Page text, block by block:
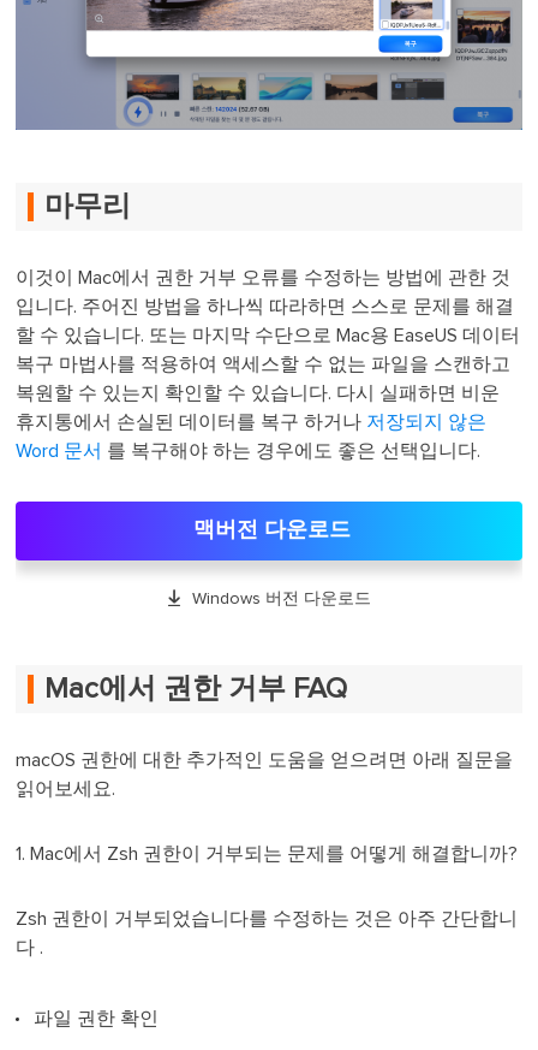
마무리
이것이 Mac에서 권한 거부 오류를 수정하는 방법에 관한 것
입니다. 주어진 방법을 하나씩 따라하면 스스로 문제를 해결
할 수 있습니다. 또는 마지막 수단으로 Mac용 EaseUS 데이터
복구 마법사를 적용하여 액세스할 수 없는 파일을 스캔하고
복원할 수 있는지 확인할 수 있습니다. 다시 실패하면 비운
휴지통에서 손실된 데이터를 복구 하거나 저장되지 않은
Word 문서 를 복구해야 하는 경우에도 좋은 선택입니다.
맥버전 다운로드
 Windows 버전 다운로드
Mac에서 권한 거부 FAQ
macOS 권한에 대한 추가적인 도움을 얻으려면 아래 질문을
읽어보세요.
1. Mac에서 Zsh 권한이 거부되는 문제를 어떻게 해결합니까?
Zsh 권한이 거부되었습니다를 수정하는 것은 아주 간단합니
다 .
파일 권한 확인